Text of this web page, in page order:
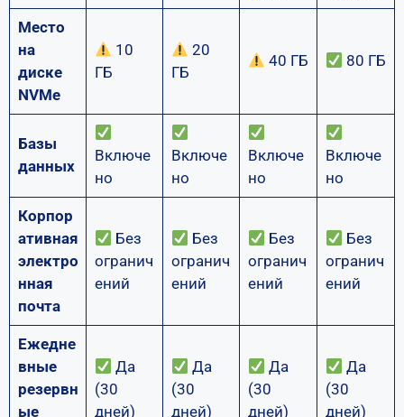
Место
на
диске
NVMe
10
ГБ
20
ГБ
40 ГБ 80 ГБ
Базы
данных
Включе
но
Включе
но
Включе
но
Включе
но
Корпор
ативная
электро
нная
почта
Без
огранич
ений
Без
огранич
ений
Без
огранич
ений
Без
огранич
ений
Ежедне
вные
резервн
ые
Да
(30
дней)
Да
(30
дней)
Да
(30
дней)
Да
(30
дней)